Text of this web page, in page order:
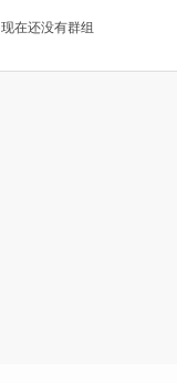
现在还没有群组